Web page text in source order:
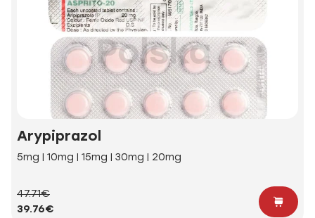
Arypiprazol
5mg | 10mg | 15mg | 30mg | 20mg
47.71€
39.76€